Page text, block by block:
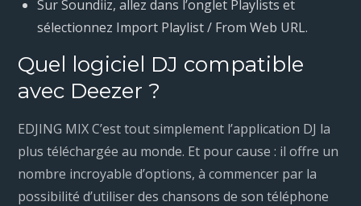
Sur Soundiiz, allez dans l’onglet Playlists et
sélectionnez Import Playlist / From Web URL.
Quel logiciel DJ compatible
avec Deezer ?
EDJING MIX C’est tout simplement l’application DJ la
plus téléchargée au monde. Et pour cause : il offre un
nombre incroyable d’options, à commencer par la
possibilité d’utiliser des chansons de son téléphone